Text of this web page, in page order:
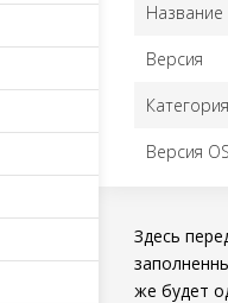
Название
Версия
Категория
Версия OS
Здесь
же будет